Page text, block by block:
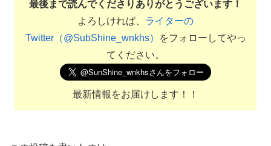
最後まで読んでくださりありがとうございます！
よろしければ、 ライターの
Twitter（@SubShine_wnkhs）
をフォローしてやっ
てください。
最新情報をお届けします！！